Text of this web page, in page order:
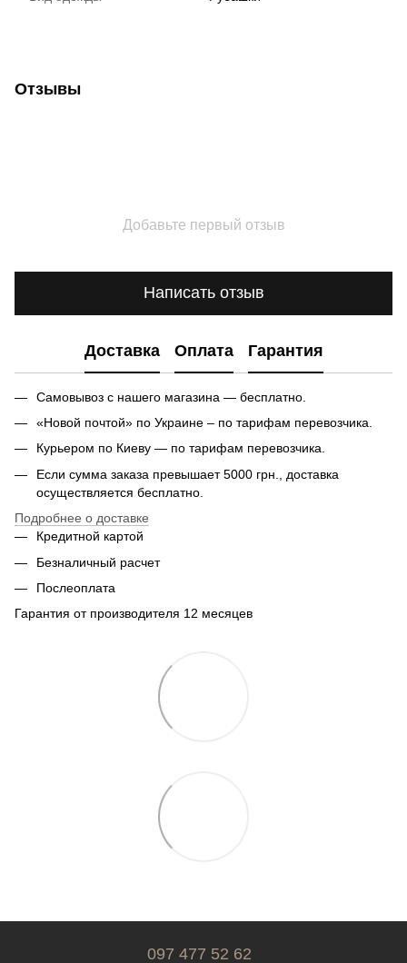
Отзывы
Добавьте первый отзыв
Написать отзыв
Доставка Оплата Гарантия
Самовывоз с нашего магазина — бесплатно.
«Новой почтой» по Украине – по тарифам перевозчика.
Курьером по Киеву — по тарифам перевозчика.
Если сумма заказа превышает 5000 грн., доставка
осуществляется бесплатно.
Подробнее о доставке
Кредитной картой
Безналичный расчет
Послеоплата
Гарантия от производителя 12 месяцев
097 477 52 62